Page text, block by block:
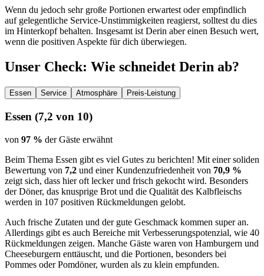
Wenn du jedoch sehr große Portionen erwartest oder empfindlich
auf gelegentliche Service-Unstimmigkeiten reagierst, solltest du dies
im Hinterkopf behalten. Insgesamt ist Derin aber einen Besuch wert,
wenn die positiven Aspekte für dich überwiegen.
Unser Check: Wie schneidet Derin ab?
Essen Service Atmosphäre Preis-Leistung
Essen (7,2 von 10)
von 97 % der Gäste erwähnt
Beim Thema Essen gibt es viel Gutes zu berichten! Mit einer soliden
Bewertung von 7,2 und einer Kundenzufriedenheit von 70,9 %
zeigt sich, dass hier oft lecker und frisch gekocht wird. Besonders
der Döner, das knusprige Brot und die Qualität des Kalbfleischs
werden in 107 positiven Rückmeldungen gelobt.
Auch frische Zutaten und der gute Geschmack kommen super an.
Allerdings gibt es auch Bereiche mit Verbesserungspotenzial, wie 40
Rückmeldungen zeigen. Manche Gäste waren von Hamburgern und
Cheeseburgern enttäuscht, und die Portionen, besonders bei
Pommes oder Pomdöner, wurden als zu klein empfunden.